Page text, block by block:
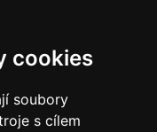
cookies
soubory
s cílem